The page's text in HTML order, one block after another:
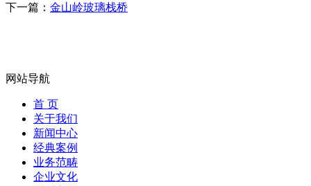
下一篇： 金山岭玻璃栈桥
网站导航
首 页
关于我们
新闻中心
经典案例
业务范畴
企业文化